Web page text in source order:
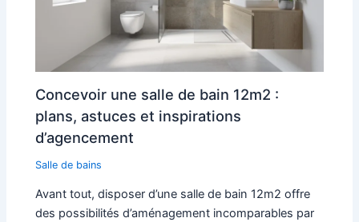
Concevoir une salle de bain 12m2 :
plans, astuces et inspirations
d’agencement
Salle de bains
Avant tout, disposer d’une salle de bain 12m2 offre
des possibilités d’aménagement incomparables par